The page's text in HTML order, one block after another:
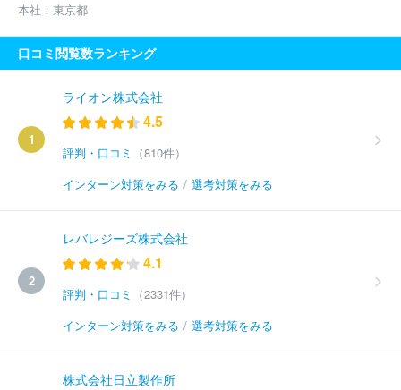
本社： 東京都
口コミ閲覧数ランキング
1
ライオン株式会社
4.5
評判・口コミ
（810件）
インターン対策をみる / 選考対策をみる
2
レバレジーズ株式会社
4.1
評判・口コミ
（2331件）
インターン対策をみる / 選考対策をみる
株式会社日立製作所